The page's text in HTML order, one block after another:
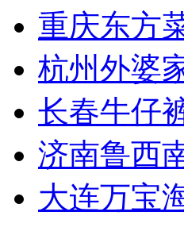
重庆东方
杭州外婆
长春牛仔
济南鲁西
大连万宝